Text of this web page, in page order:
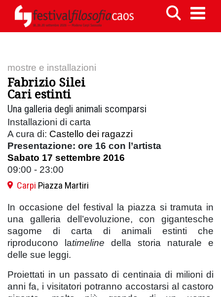
mostre e installazioni
Fabrizio Silei
Cari estinti
Una galleria degli animali scomparsi
Installazioni di carta
A cura di: Castello dei ragazzi
Presentazione: ore 16 con l’artista
Sabato 17 settembre 2016
09:00 - 23:00
Carpi Piazza Martiri
In occasione del festival la piazza si tramuta in
una galleria dell’evoluzione, con gigantesche
sagome di carta di animali estinti che
riproducono latimeline della storia naturale e
delle sue leggi.
Proiettati in un passato di centinaia di milioni di
anni fa, i visitatori potranno accostarsi al castoro